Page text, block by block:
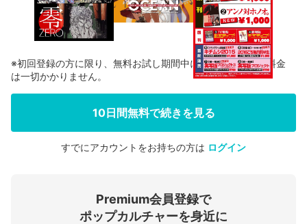
会員登録する
ログインする
※初回登録の方に限り、無料お試し期間中に解約した場合、料金
は一切かかりません。
10日間無料で続きを見る
すでにアカウントをお持ちの方は ログイン
Premium会員登録で
ポップカルチャーを身近に